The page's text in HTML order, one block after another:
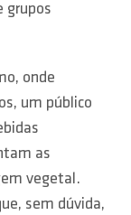
grupos
onde
um público
as
vegetal.
sem dúvida,